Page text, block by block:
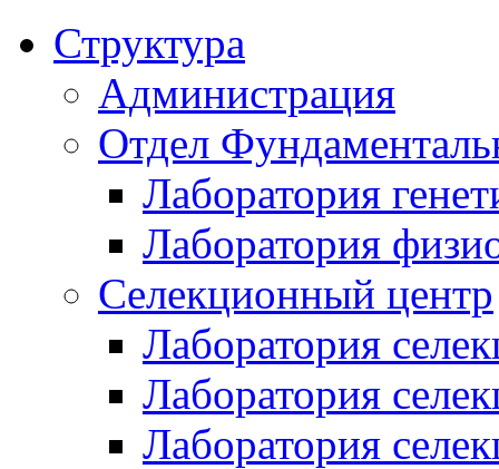
Структура
Администрация
Отдел
Лаборатория
Лаборатория
Селекционный центр
Лаборатория
Лаборатория
Лаборатория